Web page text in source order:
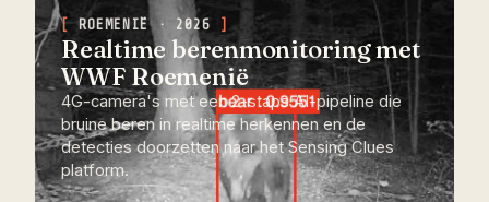
ROEMENIË · 2026
Realtime berenmonitoring met
WWF Roemenië
4G-camera's met een 2-staps AI-pipeline die
bruine beren in realtime herkennen en de
detecties doorzetten naar het Sensing Clues
platform.